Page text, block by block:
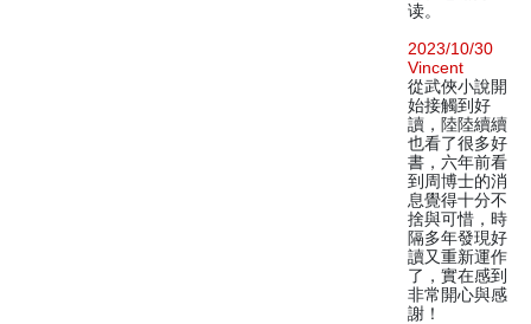
读。
2023/10/30
Vincent
從武俠小說開
始接觸到好
讀，陸陸續續
也看了很多好
書，六年前看
到周博士的消
息覺得十分不
捨與可惜，時
隔多年發現好
讀又重新運作
了，實在感到
非常開心與感
謝！